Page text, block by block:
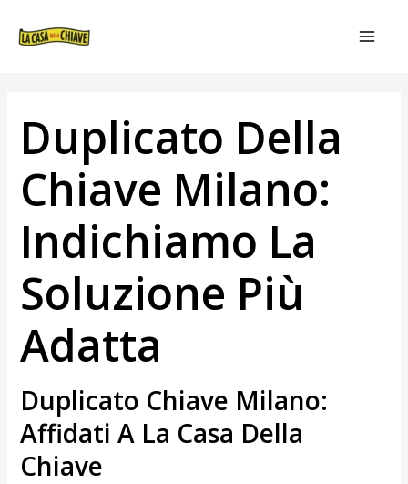
Duplicato Della
Chiave Milano:
Indichiamo La
Soluzione Più
Adatta
Duplicato Chiave Milano:
Affidati A La Casa Della
Chiave
ARTICOLI